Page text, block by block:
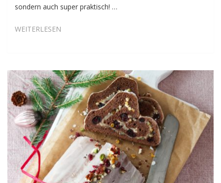
sondern auch super praktisch! …
WEITERLESEN
ÜBER-
NACHT-
METHODE